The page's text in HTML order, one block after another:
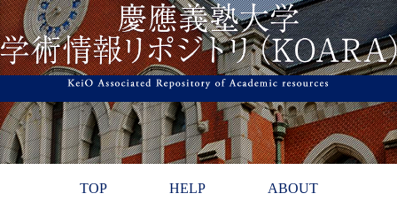
TOP HELP ABOUT